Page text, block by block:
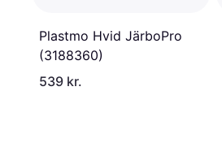
Plastmo Hvid JärboPro
(3188360)
539 kr.